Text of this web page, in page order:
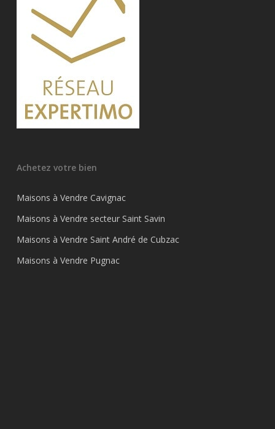
Achetez votre bien
Maisons à Vendre Cavignac
Maisons à Vendre secteur Saint Savin
Maisons à Vendre Saint André de Cubzac
Maisons à Vendre Pugnac